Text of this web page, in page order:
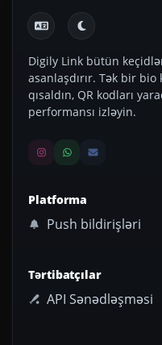
Digily Link bütün
asanlaşdırır. Tək bir bio
qısaldın, QR kodları
performansı izləyin.
Platforma
Push bildirişləri
Tərtibatçılar
API Sənədləşməsi